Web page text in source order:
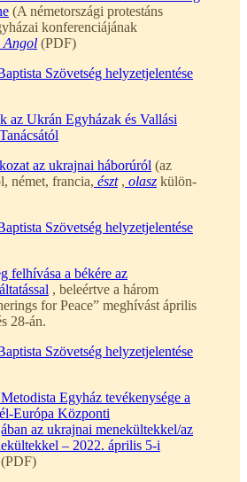
(A németországi protestáns
konferenciájának
Angol (PDF)
Szövetség helyzetjelentése
az Ukrán Egyházak és Vallási
az ukrajnai háborúról (az
német, francia, észt, olasz külön-
Szövetség helyzetjelentése
felhívása a békére az
, beleértve a három
for Peace” meghívást április
28-án.
Szövetség helyzetjelentése
Egyház tevékenysége a
Európa Központi
az ukrajnai menekültekkel/az
– 2022. április 5-i
(PDF)